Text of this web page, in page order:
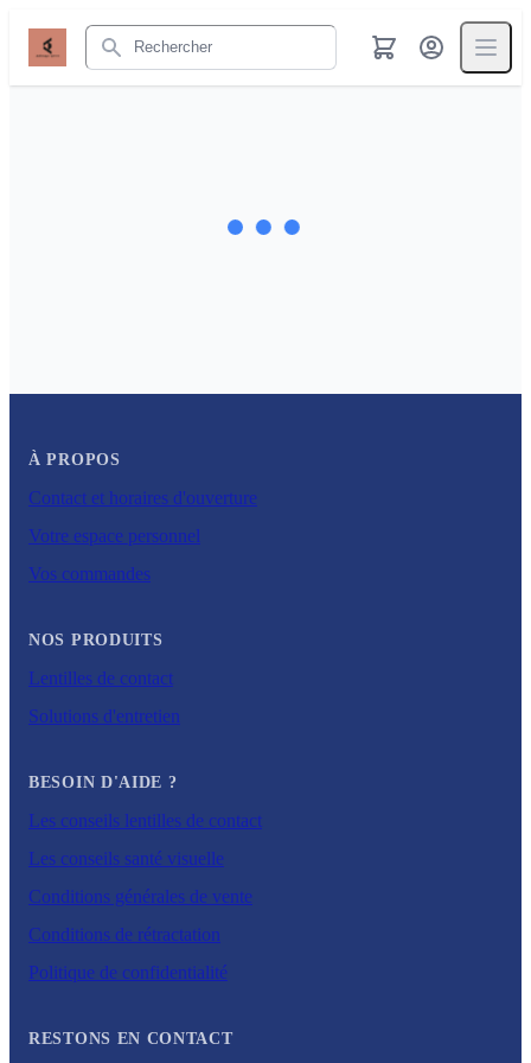
Rechercher
À PROPOS
Contact et horaires d'ouverture
Votre espace personnel
Vos commandes
NOS PRODUITS
Lentilles de contact
Solutions d'entretien
BESOIN D'AIDE ?
Les conseils lentilles de contact
Les conseils santé visuelle
Conditions générales de vente
Conditions de rétractation
Politique de confidentialité
RESTONS EN CONTACT